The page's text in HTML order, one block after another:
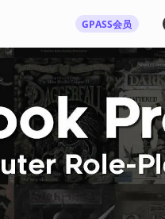
GPASS会员